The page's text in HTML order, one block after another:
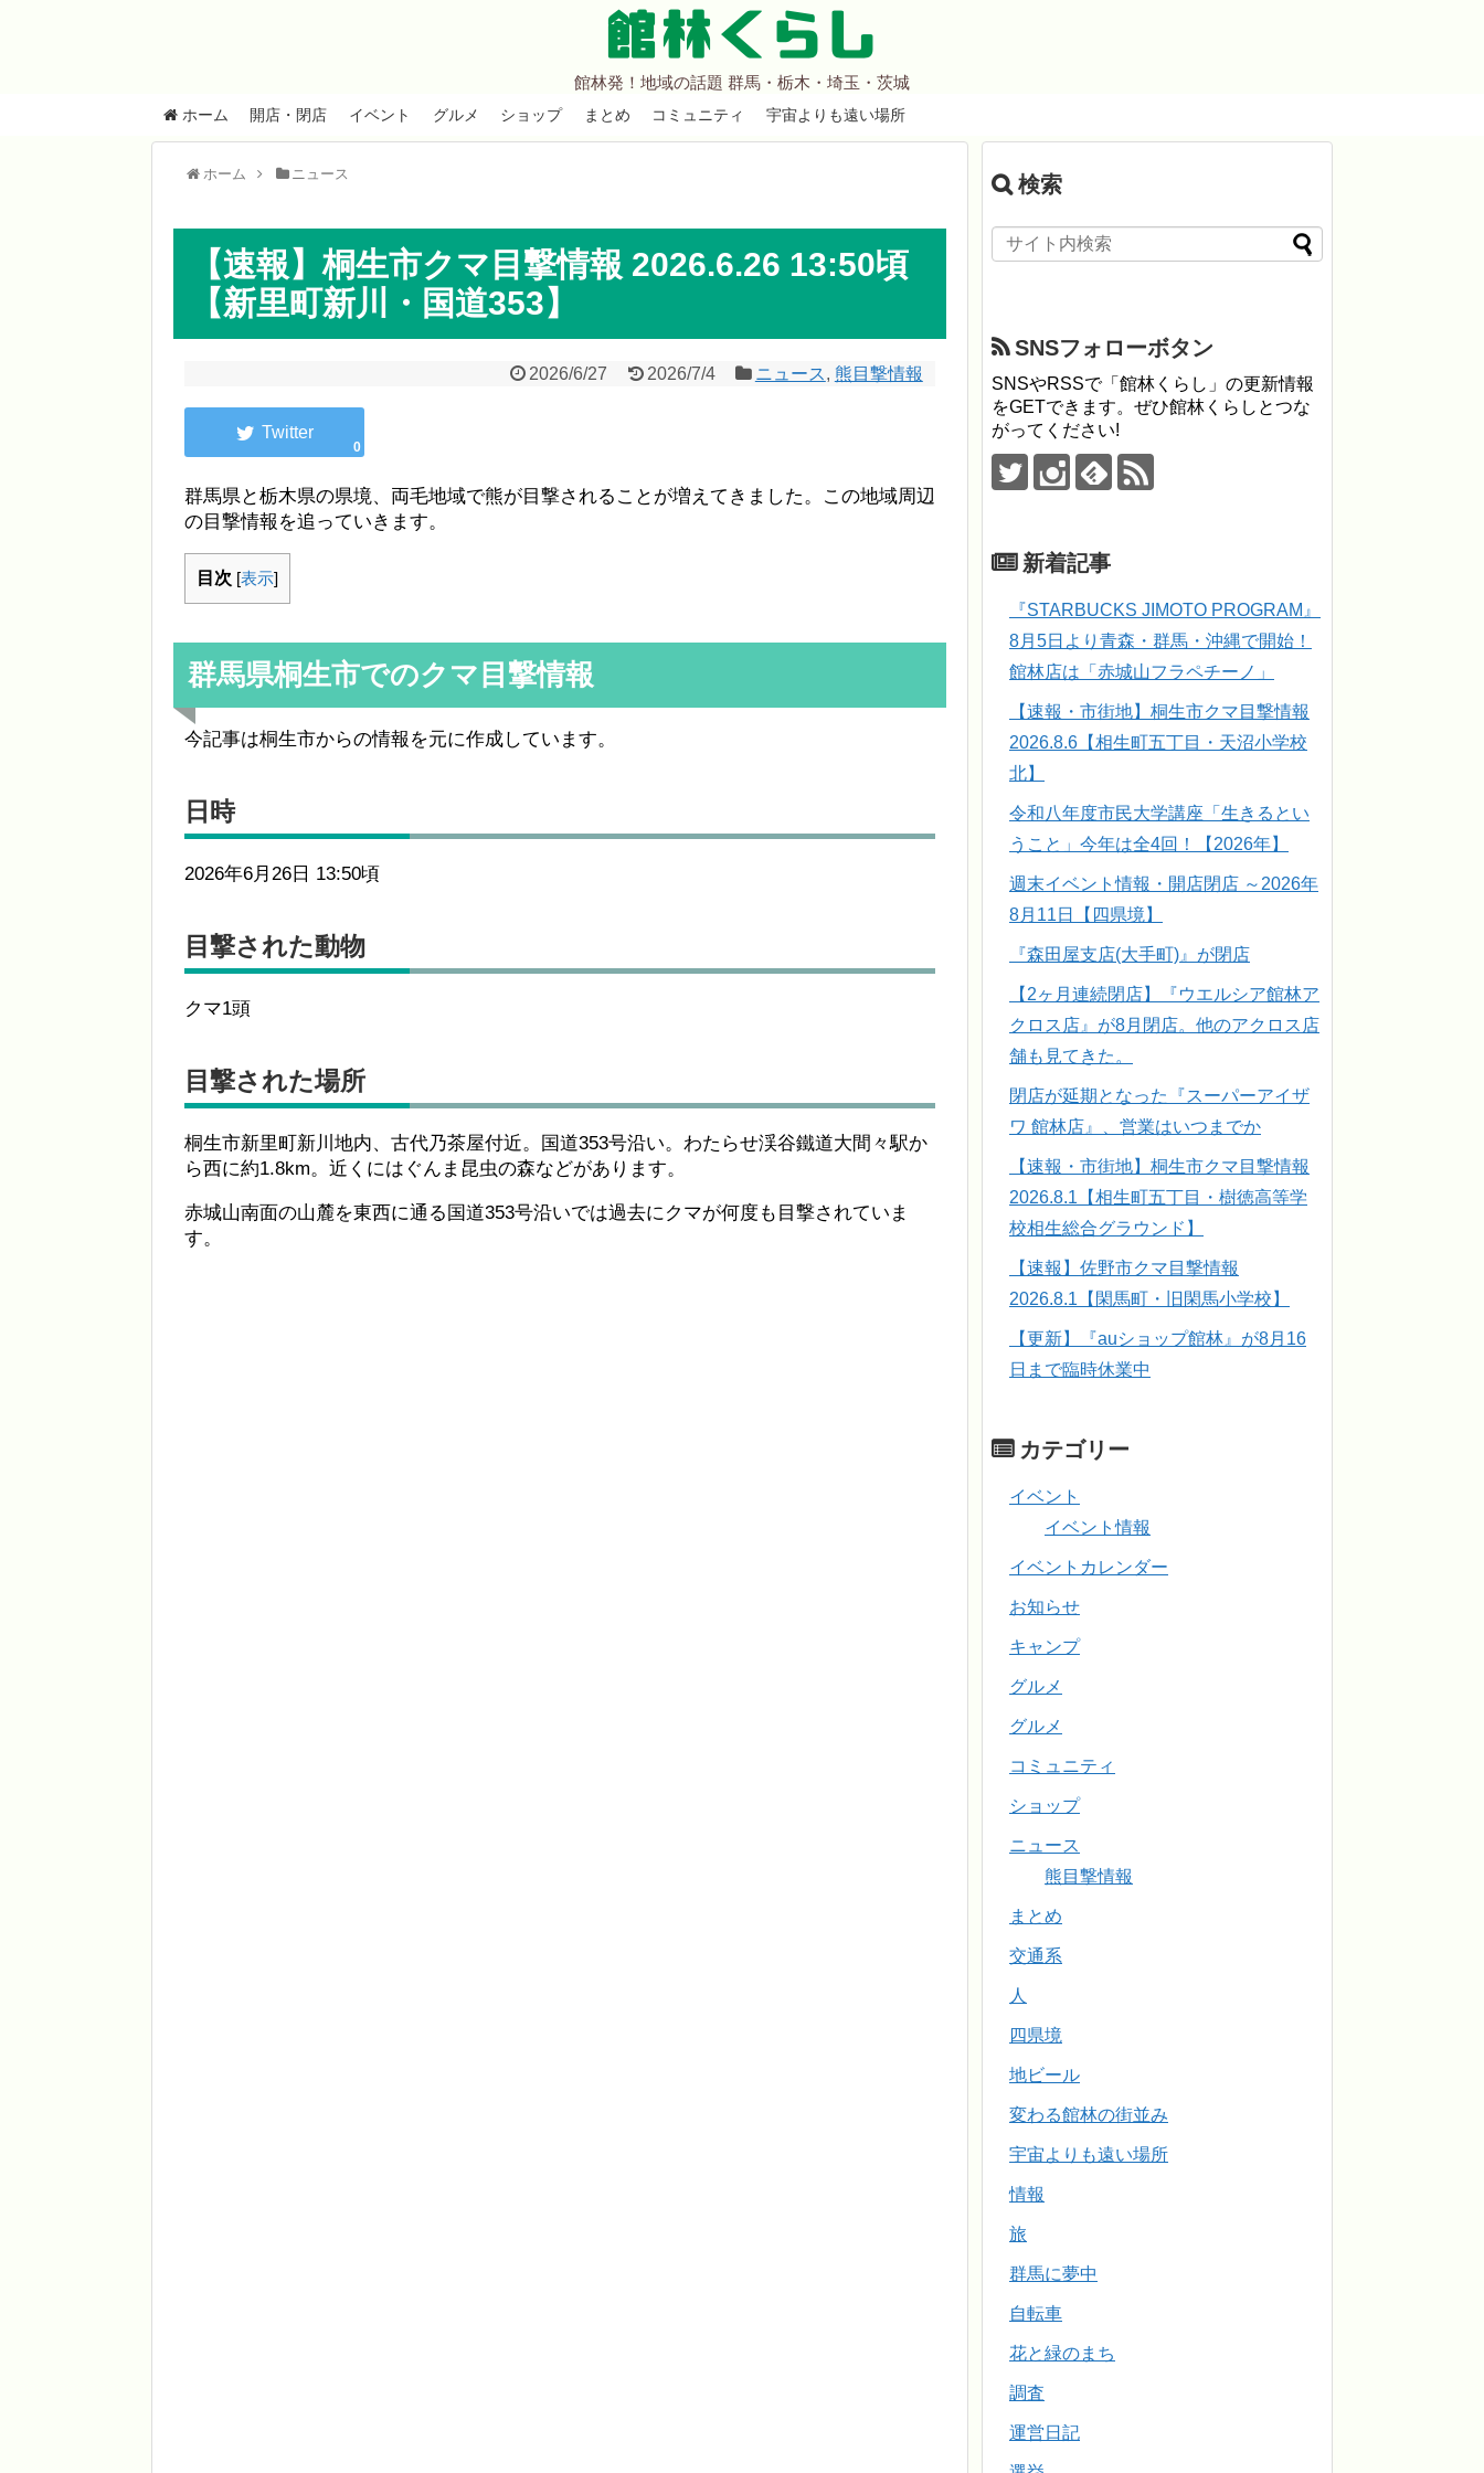
館林くらし
館林発！地域の話題 群馬・栃木・埼玉・茨城
ホーム 開店・閉店 イベント グルメ ショップ まとめ コミュニティ 宇宙よりも遠い場所
ホーム ニュース
【速報】桐生市クマ目撃情報 2026.6.26 13:50頃
【新里町新川・国道353】
2026/6/27 2026/7/4 ニュース, 熊目撃情報
0
群馬県と栃木県の県境、両毛地域で熊が目撃されることが増えてきました。この地域周辺
の目撃情報を追っていきます。
目次 [表示]
群馬県桐生市でのクマ目撃情報
今記事は桐生市からの情報を元に作成しています。
日時
2026年6月26日 13:50頃
目撃された動物
クマ1頭
目撃された場所
桐生市新里町新川地内、古代乃茶屋付近。国道353号沿い。わたらせ渓谷鐵道大間々駅か
ら西に約1.8km。近くにはぐんま昆虫の森などがあります。
赤城山南面の山麓を東西に通る国道353号沿いでは過去にクマが何度も目撃されていま
す。
検索
SNSフォローボタン
SNSやRSSで「館林くらし」の更新情報
をGETできます。ぜひ館林くらしとつな
がってください!
新着記事
『STARBUCKS JIMOTO PROGRAM』
8月5日より青森・群馬・沖縄で開始！
館林店は「赤城山フラペチーノ」
【速報・市街地】桐生市クマ目撃情報
2026.8.6【相生町五丁目・天沼小学校
北】
令和八年度市民大学講座「生きるとい
うこと」今年は全4回！【2026年】
週末イベント情報・開店閉店 ～2026年
8月11日【四県境】
『森田屋支店(大手町)』が閉店
【2ヶ月連続閉店】『ウエルシア館林ア
クロス店』が8月閉店。他のアクロス店
舗も見てきた。
閉店が延期となった『スーパーアイザ
ワ 館林店』、営業はいつまでか
【速報・市街地】桐生市クマ目撃情報
2026.8.1【相生町五丁目・樹徳高等学
校相生総合グラウンド】
【速報】佐野市クマ目撃情報
2026.8.1【閑馬町・旧閑馬小学校】
【更新】『auショップ館林』が8月16
日まで臨時休業中
カテゴリー
イベント
イベント情報
イベントカレンダー
お知らせ
キャンプ
グルメ
グルメ
コミュニティ
ショップ
ニュース
熊目撃情報
まとめ
交通系
人
四県境
地ビール
変わる館林の街並み
宇宙よりも遠い場所
情報
旅
群馬に夢中
自転車
花と緑のまち
調査
運営日記